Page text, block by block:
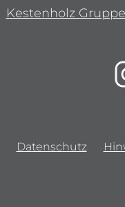
Kestenholz Gruppe
Datenschutz